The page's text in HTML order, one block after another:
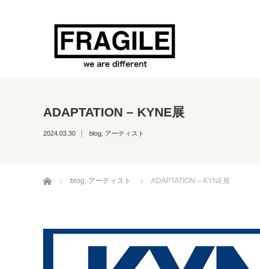
ADAPTATION – KYNE展
2024.03.30 blog アーティスト
ホーム blog, アーティスト ADAPTATION – KYNE展